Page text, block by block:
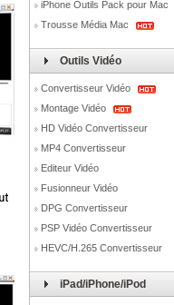
iPhone Outils Pack pour Mac
Trousse Média Mac
Outils Vidéo
Convertisseur Vidéo
Montage Vidéo
HD Vidéo Convertisseur
MP4 Convertisseur
Editeur Vidéo
Fusionneur Vidéo
DPG Convertisseur
PSP Vidéo Convertisseur
HEVC/H.265 Convertisseur
iPad/iPhone/iPod